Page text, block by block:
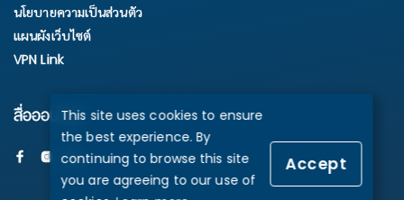
This site uses cookies to ensure
the best experience. By
continuing to browse this site
you are agreeing to our use of
Accept
นโยบายความเป็นส่วนตัว
แผนผังเว็บไซต์
VPN Link
สื่อออนไลน์